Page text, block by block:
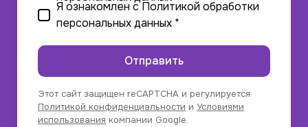
Я ознакомлен сПолитикой обработки
персональных данных *
Отправить
Этот сайт защищен reCAPTCHA и регулируется
Политикой конфиденциальности и Условиями
использования компании Google.